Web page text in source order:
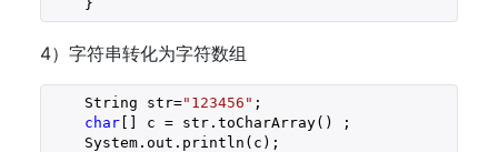
    }
4）字符串转化为字符数组
    String str=
"123456" ;
char[] c = str.toCharArray() ;
    System.out.println(c);